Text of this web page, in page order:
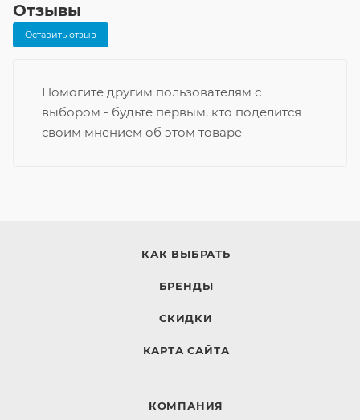
Отзывы
Оставить отзыв
Помогите другим пользователям с
выбором - будьте первым, кто поделится
своим мнением об этом товаре
КАК ВЫБРАТЬ
БРЕНДЫ
СКИДКИ
КАРТА САЙТА
КОМПАНИЯ